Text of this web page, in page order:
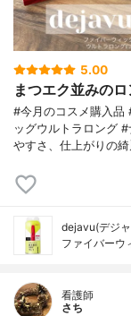
5.00
まつエク並みの
#今月のコスメ購入品
ッグウルトラロング
やすさ、仕上がりの
dejavu(デジ
ファイバーウ
看護師
さち